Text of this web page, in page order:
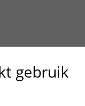
gebruik